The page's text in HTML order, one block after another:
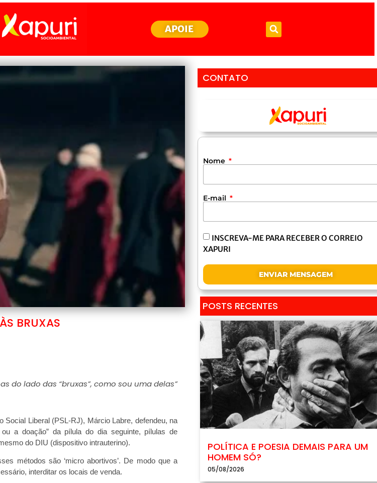
APOIE
BRUXAS
do lado das “bruxas”, como sou uma delas”
Liberal (PSL-RJ), Márcio Labre, defendeu, na
a doação” da pílula do dia seguinte, pílulas de
do DIU (dispositivo intrauterino).
métodos são ‘micro abortivos’. De modo que a
interditar os locais de venda.
CONTATO
Nome
E-mail
INSCREVA-ME PARA RECEBER O CORREIO
XAPURI
ENVIAR MENSAGEM
POSTS RECENTES
POLÍTICA E POESIA DEMAIS PARA UM
HOMEM SÓ?
05/08/2026